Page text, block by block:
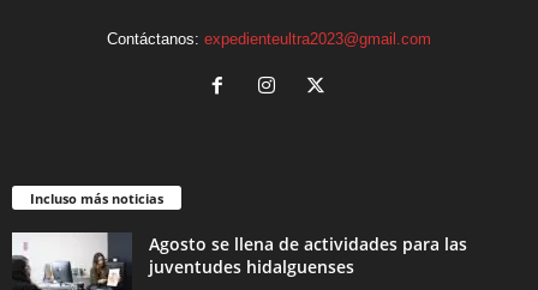
Contáctanos: expedienteultra2023@gmail.com
Incluso más noticias
Agosto se llena de actividades para las
juventudes hidalguenses